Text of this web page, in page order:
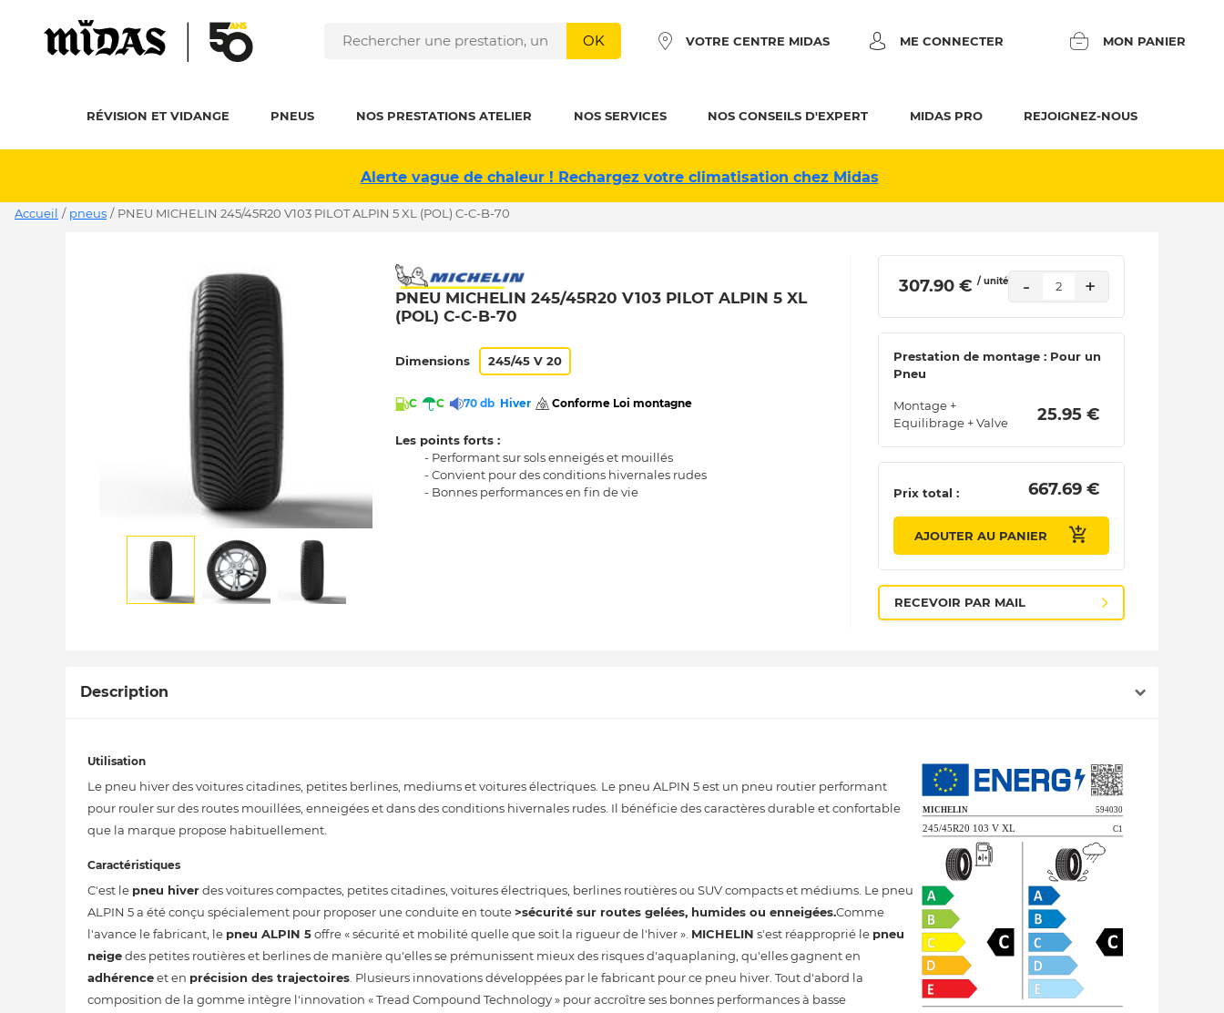
OK VOTRE CENTRE MIDAS ME CONNECTER MON PANIER
RÉVISION ET VIDANGE PNEUS NOS PRESTATIONS ATELIER NOS SERVICES NOS CONSEILS D'EXPERT MIDAS PRO REJOIGNEZ-NOUS
Alerte vague de chaleur ! Rechargez votre climatisation chez Midas
Accueil / pneus / PNEU MICHELIN 245/45R20 V103 PILOT ALPIN 5 XL (POL) C-C-B-70
PNEU MICHELIN 245/45R20 V103 PILOT ALPIN 5 XL
(POL) C-C-B-70
Dimensions 245/45 V 20
C C 70 db Hiver Conforme Loi montagne
Les points forts :
- Performant sur sols enneigés et mouillés
- Convient pour des conditions hivernales rudes
- Bonnes performances en fin de vie
307.90 € / unité - 2 +
Prestation de montage : Pour un
Pneu
Montage +
Equilibrage + Valve
25.95 €
Prix total : 667.69 €
AJOUTER AU PANIER
RECEVOIR PAR MAIL
Description
Utilisation
Le pneu hiver des voitures citadines, petites berlines, mediums et voitures électriques. Le pneu ALPIN 5 est un pneu routier performant
pour rouler sur des routes mouillées, enneigées et dans des conditions hivernales rudes. Il bénéficie des caractères durable et confortable
que la marque propose habituellement.
Caractéristiques
C'est le pneu hiverdes voitures compactes, petites citadines, voitures électriques, berlines routières ou SUV compacts et médiums. Le pneu
ALPIN 5 a été conçu spécialement pour proposer une conduite en toute>sécurité sur routes gelées, humides ou enneigées.Comme
l'avance le fabricant, le pneu ALPIN 5offre « sécurité et mobilité quelle que soit la rigueur de l'hiver ». MICHELIN s'est réapproprié le pneu
neigedes petites routières et berlines de manière qu'elles se prémunissent mieux des risques d'aquaplaning, qu'elles gagnent en
adhérenceet en précision des trajectoires . Plusieurs innovations développées par le fabricant pour ce pneu hiver. Tout d'abord la
composition de la gomme intègre l'innovation « Tread Compound Technology » pour accroître ses bonnes performances à basse